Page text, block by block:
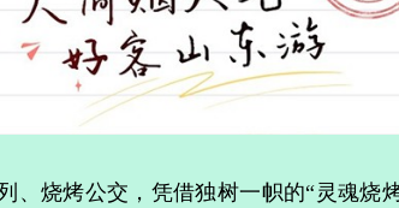
烧烤公交，凭借独树一帜的“灵魂烧